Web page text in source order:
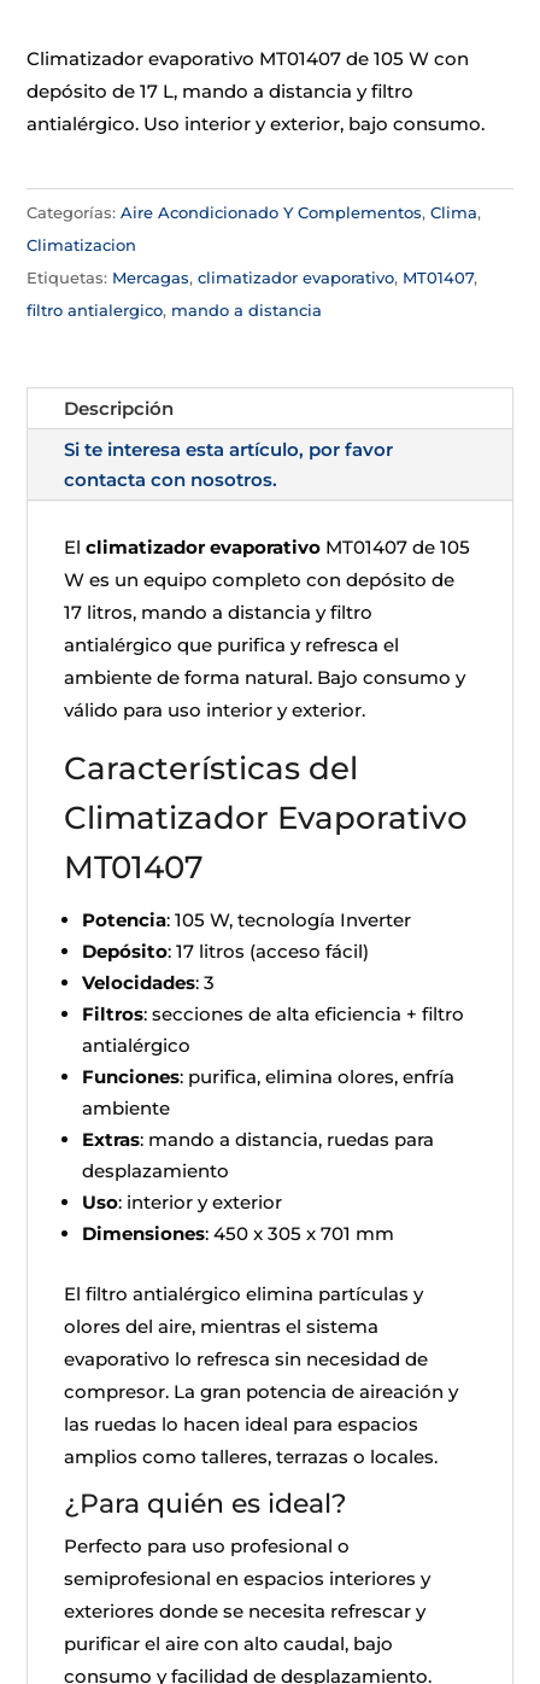
Climatizador evaporativo MT01407 de 105 W con
depósito de 17 L, mando a distancia y filtro
antialérgico. Uso interior y exterior, bajo consumo.
Categorías:Aire Acondicionado Y Complementos,Clima,
Climatizacion
Etiquetas: Mercagas,climatizador evaporativo, MT01407,
filtro antialergico, mando a distancia
Descripción
Si te interesa esta artículo, por favor
contacta con nosotros.
Elclimatizador evaporativo MT01407 de 105
W es un equipo completo con depósito de
17 litros, mando a distancia y filtro
antialérgico que purifica y refresca el
ambiente de forma natural. Bajo consumo y
válido para uso interior y exterior.
Características del
Climatizador Evaporativo
MT01407
Potencia: 105 W, tecnología Inverter
Depósito: 17 litros (acceso fácil)
Velocidades: 3
Filtros: secciones de alta eficiencia + filtro
antialérgico
Funciones: purifica, elimina olores, enfría
ambiente
Extras: mando a distancia, ruedas para
desplazamiento
Uso: interior y exterior
Dimensiones: 450 x 305 x 701 mm
El filtro antialérgico elimina partículas y
olores del aire, mientras el sistema
evaporativo lo refresca sin necesidad de
compresor. La gran potencia de aireación y
las ruedas lo hacen ideal para espacios
amplios como talleres, terrazas o locales.
¿Para quién es ideal?
Perfecto para uso profesional o
semiprofesional en espacios interiores y
exteriores donde se necesita refrescar y
purificar el aire con alto caudal, bajo
consumo y facilidad de desplazamiento.